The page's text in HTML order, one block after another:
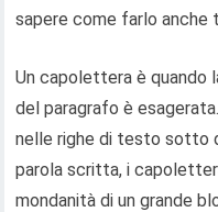
sapere come farlo anche
Un capolettera è quando
del paragrafo è
nelle righe di testo sotto
parola scritta, i
mondanità di un grande